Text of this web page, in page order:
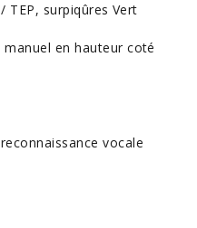
TEP, surpiqûres Vert
manuel en hauteur coté
vocale